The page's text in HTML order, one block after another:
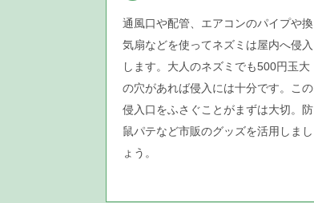
通風口や配管、エアコンのパイプや換
気扇などを使ってネズミは屋内へ侵入
します。大人のネズミでも500円玉大
の穴があれば侵入には十分です。この
侵入口をふさぐことがまずは大切。防
鼠パテなど市販のグッズを活用しまし
ょう。